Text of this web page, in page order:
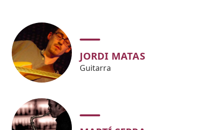
JORDI MATAS
Guitarra